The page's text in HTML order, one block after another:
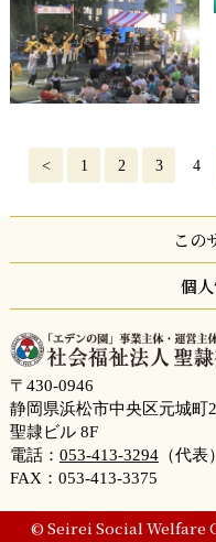
< 1 2 3 4
この
個
〒430-0946
静岡県浜松市中央区元城町
聖隷ビル 8F
電話： 053-413-3294（代表）
FAX：053-413-3375
© Seirei Social Welfare